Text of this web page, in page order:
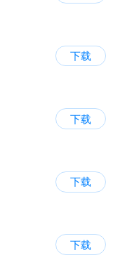
下载
下载
下载
下载